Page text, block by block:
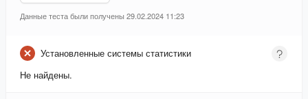
Данные теста были получены 29.02.2024 11:23
Установленные системы статистики
Не найдены.